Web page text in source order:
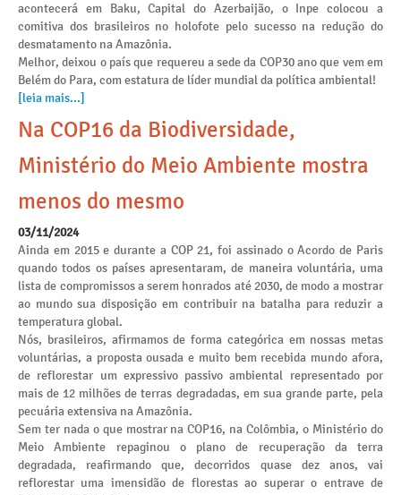
acontecerá em Baku, Capital do Azerbaijão, o Inpe colocou a
comitiva dos brasileiros no holofote pelo sucesso na redução do
desmatamento na Amazônia.
Melhor, deixou o país que requereu a sede da COP30 ano que vem em
Belém do Para, com estatura de líder mundial da política ambiental!
[leia mais...]
Na COP16 da Biodiversidade,
Ministério do Meio Ambiente mostra
menos do mesmo
03/11/2024
Ainda em 2015 e durante a COP 21, foi assinado o Acordo de Paris
quando todos os países apresentaram, de maneira voluntária, uma
lista de compromissos a serem honrados até 2030, de modo a mostrar
ao mundo sua disposição em contribuir na batalha para reduzir a
temperatura global.
Nós, brasileiros, afirmamos de forma categórica em nossas metas
voluntárias, a proposta ousada e muito bem recebida mundo afora,
de reflorestar um expressivo passivo ambiental representado por
mais de 12 milhões de terras degradadas, em sua grande parte, pela
pecuária extensiva na Amazônia.
Sem ter nada o que mostrar na COP16, na Colômbia, o Ministério do
Meio Ambiente repaginou o plano de recuperação da terra
degradada, reafirmando que, decorridos quase dez anos, vai
reflorestar uma imensidão de florestas ao superar o entrave de